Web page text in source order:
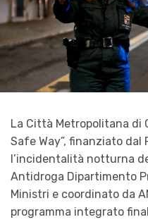
La Città Metropolitana di
Safe Way”, finanziato
l’incidentalità notturna
Antidroga Dipartimento
Ministri e coordinato da
programma integrato